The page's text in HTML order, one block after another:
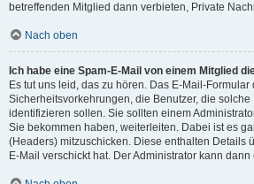
betreffenden Mitglied dann verbieten, Private
Nach oben
Ich habe eine Spam-E-Mail von einem Mitglied
Es tut uns leid, das zu hören. Das E-Mail-
Sicherheitsvorkehrungen, die Benutzer, die
identifizieren sollen. Sie sollten einem
Sie bekommen haben, weiterleiten. Dabei ist es
(Headers) mitzuschicken. Diese enthalten Details
E-Mail verschickt hat. Der Administrator kann